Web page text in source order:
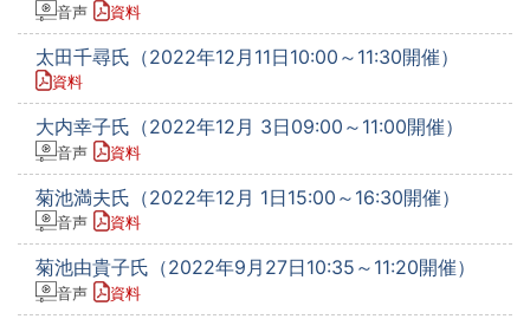
音声 資料
太田千尋氏（2022年12月11日10:00～11:30開催）
資料
大内幸子氏（2022年12月 3日09:00～11:00開催）
音声 資料
菊池満夫氏（2022年12月 1日15:00～16:30開催）
音声 資料
菊池由貴子氏（2022年9月27日10:35～11:20開催）
音声 資料